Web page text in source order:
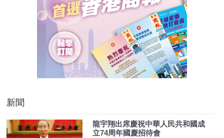
新聞
龍宇翔出席慶祝中華人民共和國成
立74周年國慶招待會